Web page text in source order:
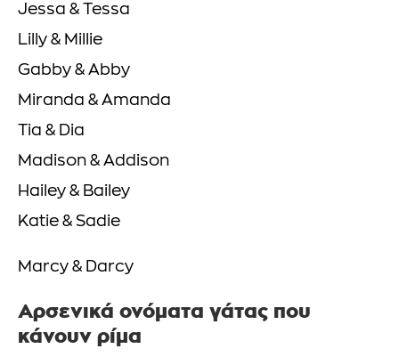
Jessa & Tessa
Lilly & Millie
Gabby & Abby
Miranda & Amanda
Tia & Dia
Madison & Addison
Hailey & Bailey
Katie & Sadie
Marcy & Darcy
Αρσενικά ονόματα γάτας που
κάνουν ρίμα